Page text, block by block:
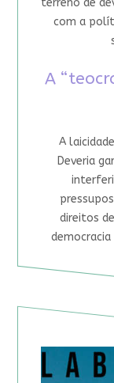
terreno de
com a
A
A
Deveria
direitos